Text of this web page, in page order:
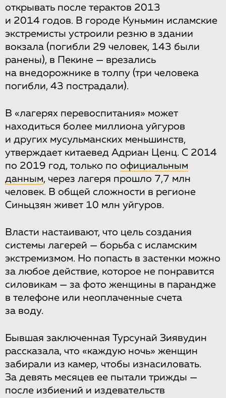
открывать после терактов 2013
и 2014 годов. В городе Куньмин исламские
экстремисты устроили резню в здании
вокзала (погибли 29 человек, 143 были
ранены), в Пекине — врезались
на внедорожнике в толпу (три человека
погибли, 43 пострадали).
В «лагерях перевоспитания» может
находиться более миллиона уйгуров
и других мусульманских меньшинств,
утверждает китаевед Адриан Ценц. С 2014
по 2019 год, только по официальным
данным, через лагеря прошло 7,7 млн
человек. В общей сложности в регионе
Синьцзян живет 10 млн уйгуров.
Власти настаивают, что цель создания
системы лагерей — борьба с исламским
экстремизмом. Но попасть в застенки можно
за любое действие, которое не понравится
силовикам — за фото женщины в парандже
в телефоне или неоплаченные счета
за воду.
Бывшая заключенная Турсунай Зиявудин
рассказала, что «каждую ночь» женщин
забирали из камер, чтобы изнасиловать.
За девять месяцев ее пытали трижды —
после избиений и издевательств